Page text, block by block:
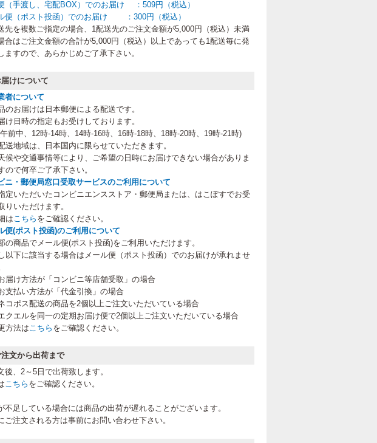
（手渡し、宅配BOX）でのお届け ：509円（税込）
便（ポスト投函）でのお届け ：300円（税込）
先を複数ご指定の場合、1配送先のご注文金額が5,000円（税込）未満
合はご注文金額の合計が5,000円（税込）以上であっても1配送毎に発
ますので、あらかじめご了承下さい。
届けについて
者について
のお届けは日本郵便による配送です。
け日時の指定もお受けしております。
前中、12時-14時、14時-16時、16時-18時、18時-20時、19時-21時)
送地域は、日本国内に限らせていただきます。
候や交通事情等により、ご希望の日時にお届けできない場合がありま
ので何卒ご了承下さい。
ニ・郵便局窓口受取サービスのご利用について
定いただいたコンビニエンスストア・郵便局または、はこぽすでお受
りいただけます。
はこちら をご確認ください。
便(ポスト投函)のご利用について
の商品でメール便(ポスト投函)をご利用いただけます。
以下に該当する場合はメール便（ポスト投函）でのお届けが承れませ
届け方法が「コンビニ等店舗受取」の場合
支払い方法が「代金引換」の場合
コポス配送の商品を2個以上ご注文いただいている場合
クエルを同一の定期お届け便で2個以上ご注文いただいている場合
方法はこちら をご確認ください。
注文から出荷まで
後、2～5日で出荷致します。
こちら をご確認ください。
不足している場合には商品の出荷が遅れることがございます。
ご注文される方は事前にお問い合わせ下さい。